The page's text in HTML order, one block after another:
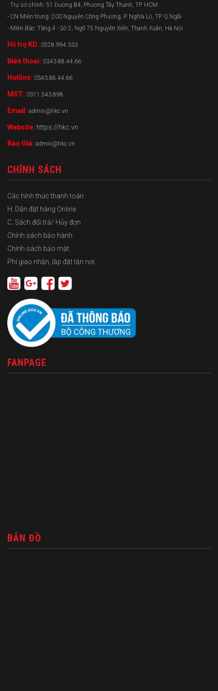
- Trụ sở chính: 51 Đường B4, Phường Tây Thạnh, TP. HCM
- CN Miền trung: 200 Nguyễn Công Phương, P. Nghĩa Lộ, TP Q.Ngãi
- Miền Bắc: Tầng 4 - Số 2, Ngõ 75 Nguyễn Xiển, Thanh Xuân, Hà Nội
Hỗ trợ KD: 0528.994.333
Điện thoại: 0343.88.44.66
Hotline: 0343.88.44.66
MST: 0311.543.898
Email: admin@hkc.vn
Website: https://hkc.vn
Báo Giá: admin@hkc.vn
CHÍNH SÁCH
Các hình thức thanh toán
H. Dẫn đặt hàng Online
C. Sách đổi trả/ Hủy đơn
Chính sách bảo hành
Chính sách bảo mật
Phí giao nhận, lắp đặt tận nơi.
FANPAGE
BẢN ĐỒ